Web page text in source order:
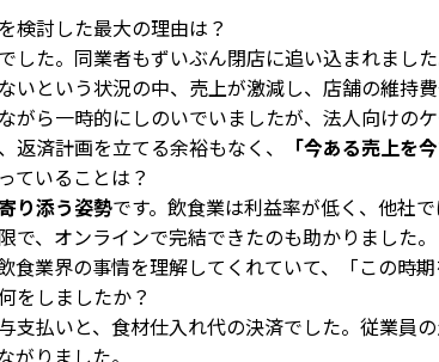
検討した最大の理由は？
した。同業者もずいぶん閉店に追い込まれました
いという状況の中、売上が激減し、店舗の維持
がら一時的にしのいでいましたが、法人向けの
返済計画を立てる余裕もなく、
「今ある売上を
ていることは？
り添う姿勢です。飲食業は利益率が低く、他社
で、オンラインで完結できたのも助かりました。
食業界の事情を理解してくれていて、「この時
をしましたか？
支払いと、食材仕入れ代の決済でした。従業員
がりました。